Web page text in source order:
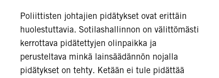
Poliittisten johtajien pidätykset ovat erittäin
huolestuttavia. Sotilashallinnon on välittömästi
kerrottava pidätettyjen olinpaikka ja
perusteltava minkä lainsäädännön nojalla
pidätykset on tehty. Ketään ei tule pidättää